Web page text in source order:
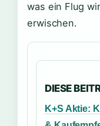
was ein Flug
erwischen.
DIESE
K+S Aktie: